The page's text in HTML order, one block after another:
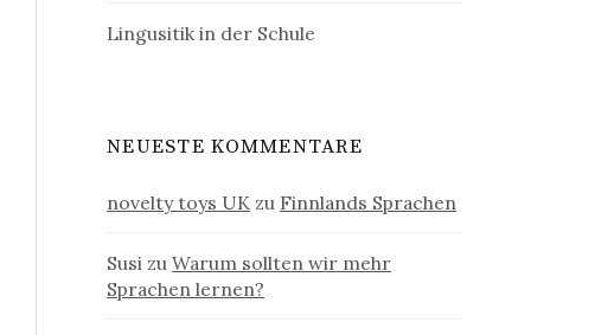
Lingusitik in der Schule
NEUESTE KOMMENTARE
novelty toys UK zu Finnlands Sprachen
Susi zuWarum sollten wir mehr
Sprachen lernen?